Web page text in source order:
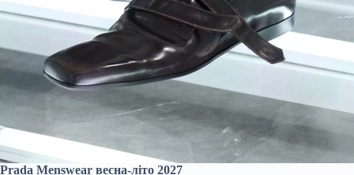
Prada Menswear весна-літо 2027